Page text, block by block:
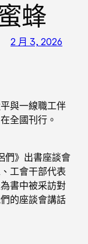
蜂
2 月 3, 2026
與一線職工伴
全國刊行。
們》出書座談會
工會干部代表
書中被采訪對
的座談會講話